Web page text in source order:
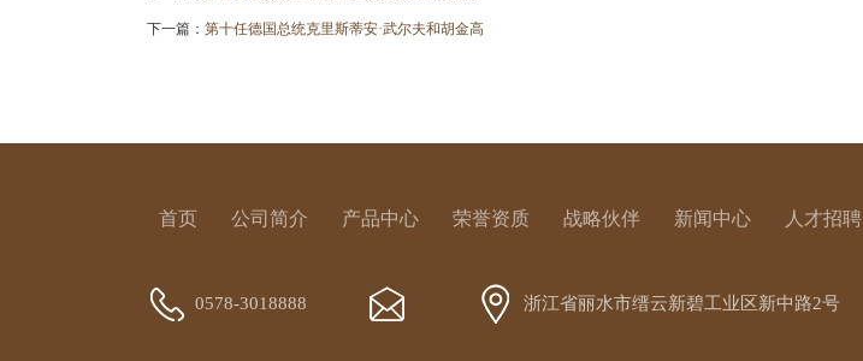
下一篇： 第十任德国总统克里斯蒂安·武尔夫和胡金高
首页 公司简介 产品中心 荣誉资质 战略伙伴 新闻中心 人才招聘
0578-3018888 浙江省丽水市缙云新碧工业区新中路2号